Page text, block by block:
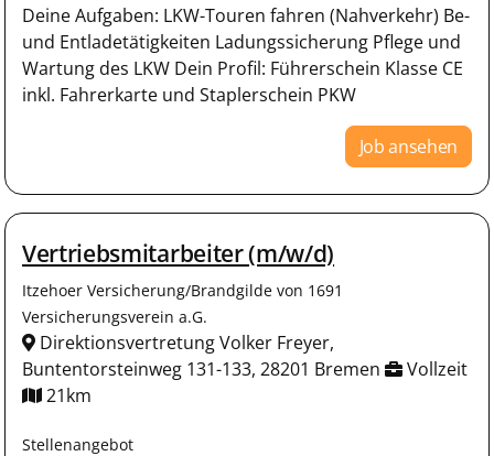
Deine Aufgaben: LKW-Touren fahren (Nahverkehr) Be-
und Entladetätigkeiten Ladungssicherung Pflege und
Wartung des LKW Dein Profil: Führerschein Klasse CE
inkl. Fahrerkarte und Staplerschein PKW
Job ansehen
Vertriebsmitarbeiter (m/w/d)
Itzehoer Versicherung/Brandgilde von 1691
Versicherungsverein a.G.
Direktionsvertretung Volker Freyer,
Buntentorsteinweg 131-133, 28201 Bremen
Vollzeit
21km
Stellenangebot